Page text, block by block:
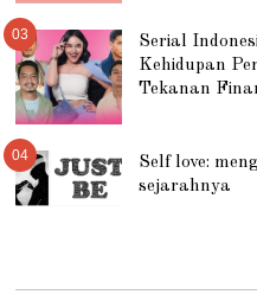
03
Serial
Kehidupan
Tekanan
04
Self love:
sejarahnya